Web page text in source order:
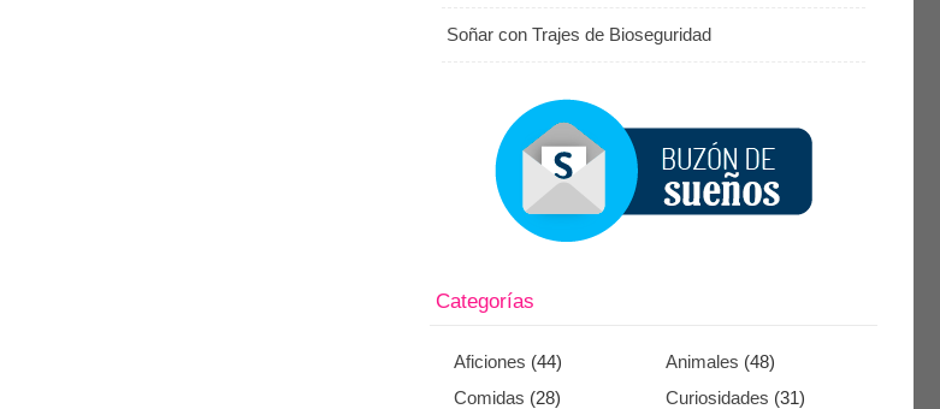
Soñar con Trajes de Bioseguridad
Categorías
Aficiones (44) Animales (48)
Comidas (28) Curiosidades (31)